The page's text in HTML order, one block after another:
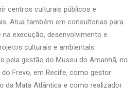
centros culturais públicos e
Atua também em consultorias para
execução, desenvolvimento e
culturais e ambientais.
pela gestão do Museu do Amanhã, no
do Frevo, em Recife, como gestor
da Mata Atlântica e como realizador